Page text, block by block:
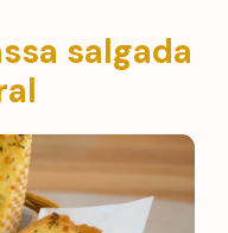
salgada